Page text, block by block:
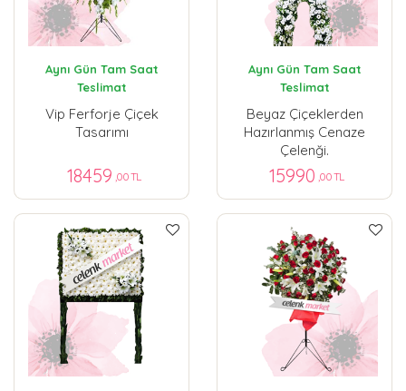
Aynı Gün Tam Saat
Teslimat
Vip Ferforje Çiçek
Tasarımı
18459 ,00 TL
Aynı Gün Tam Saat
Teslimat
Beyaz Çiçeklerden
Hazırlanmış Cenaze
Çelenği.
15990 ,00 TL